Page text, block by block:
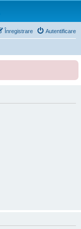
Autentificare
Înregistrare